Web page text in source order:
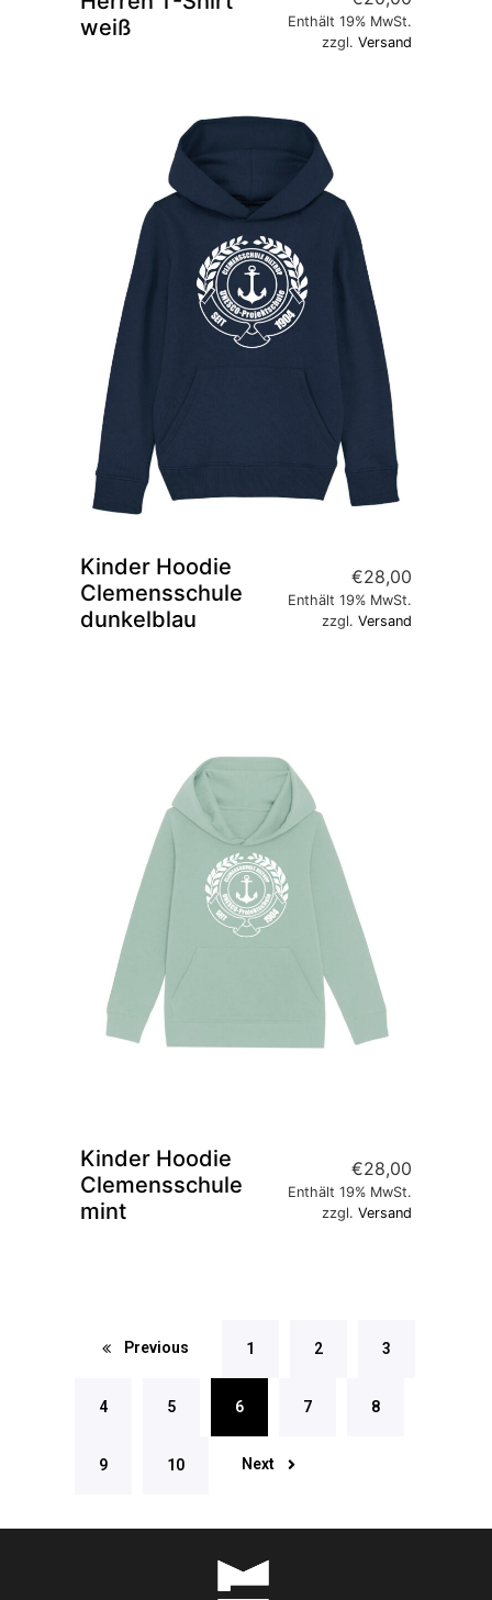
weiß
Enthält 19% MwSt.
zzgl.Versand
Kinder Hoodie
Clemensschule
dunkelblau
€28,00
Enthält 19% MwSt.
zzgl.Versand
Kinder Hoodie
Clemensschule
mint
€28,00
Enthält 19% MwSt.
zzgl.Versand
Previous 1 2 3
4 5 6 7 8
9 10 Next